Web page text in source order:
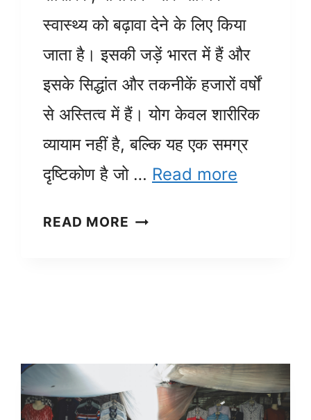
स्वास्थ्य को बढ़ावा देने के लिए किया
जाता है। इसकी जड़ें भारत में हैं और
इसके सिद्धांत और तकनीकें हजारों वर्षों
से अस्तित्व में हैं। योग केवल शारीरिक
व्यायाम नहीं है, बल्कि यह एक समग्र
दृष्टिकोण है जो … Read more
READ MORE ऑनलाइन
मार्गदर्शिका